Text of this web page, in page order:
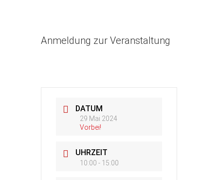
Anmeldung zur Veranstaltung
DATUM
29 Mai 2024
Vorbei!
UHRZEIT
10:00 - 15:00